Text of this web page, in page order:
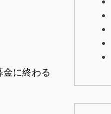
に終わる